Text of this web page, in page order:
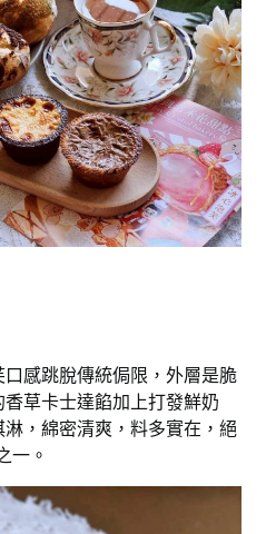
口感跳脫傳統侷限，外層是脆
草卡士達餡加上打發鮮奶
，綿密清爽，料多實在，絕
一。